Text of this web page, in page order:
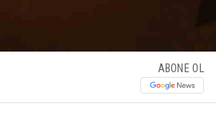
ABONE OL